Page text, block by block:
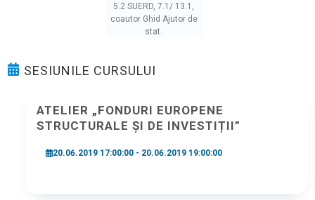
5.2 SUERD, 7.1/ 13.1,
coautor Ghid Ajutor de
stat.
SESIUNILE CURSULUI
ATELIER „FONDURI EUROPENE
STRUCTURALE ȘI DE INVESTIȚII”
20.06.2019 17:00:00 - 20.06.2019 19:00:00